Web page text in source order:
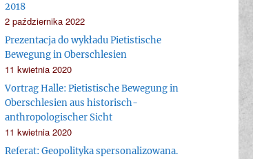
2018
2 października 2022
Prezentacja do wykładu Pietistische
Bewegung in Oberschlesien
11 kwietnia 2020
Vortrag Halle: Pietistische Bewegung in
Oberschlesien aus historisch-
anthropologischer Sicht
11 kwietnia 2020
Referat: Geopolityka spersonalizowana.